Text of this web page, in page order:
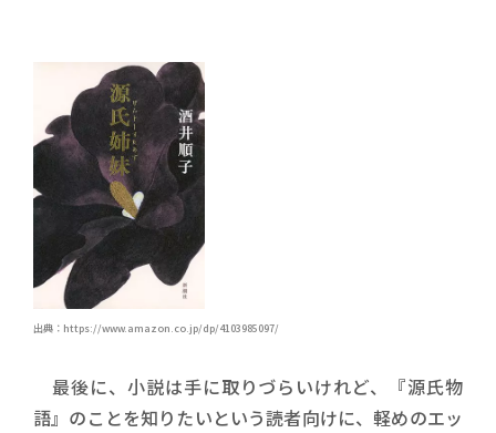
出典：https://www.amazon.co.jp/dp/4103985097/
最後に、小説は手に取りづらいけれど、『源氏物
語』のことを知りたいという読者向けに、軽めのエッ